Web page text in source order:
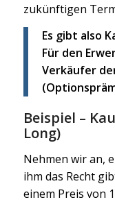
zukünftigen
Es gibt also
Für den
Verkäufer
Beispiel –
Long)
Nehmen wir an,
ihm das Recht
einem Preis von